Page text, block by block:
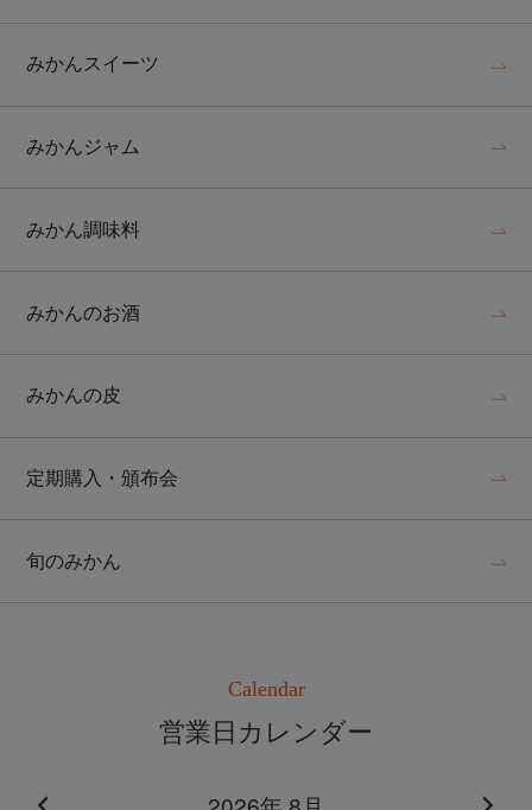
みかんスイーツ
みかんジャム
みかん調味料
みかんのお酒
みかんの皮
定期購入・頒布会
旬のみかん
Calendar
営業日カレンダー